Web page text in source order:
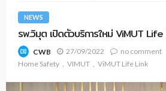
NEWS
รพ.วิมุต เปิดตัวบริการใหม่ ViMUT
CWB 27/09/2022 no comment
Home Safety
VIMUT ViMUT Life Link